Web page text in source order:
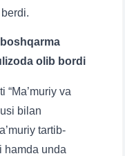
olib bordi
“Ma’muriy va
bilan
tartib-
hamda unda